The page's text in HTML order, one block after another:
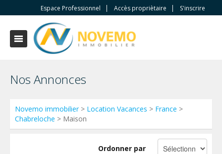
Espace Professionnel Accès propriètaire S'inscrire
Nos Annonces
Novemo immobilier> Location Vacances > France >
Chabreloche > Maison
Ordonner par